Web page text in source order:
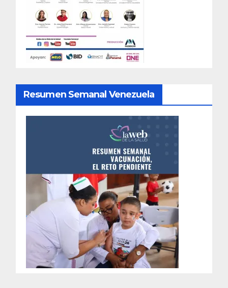
Resumen Semanal Venezuela